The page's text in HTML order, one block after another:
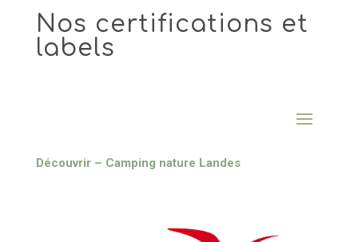
Nos certifications et
labels
Découvrir – Camping nature Landes